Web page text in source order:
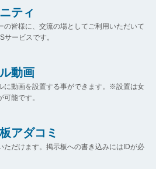
ティ
の皆様に、交流の場としてご利用いただいて
サービスです。
動画
に動画を設置する事ができます。※設置は女
能です。
アダコミ
ただけます。掲示板への書き込みにはIDが必